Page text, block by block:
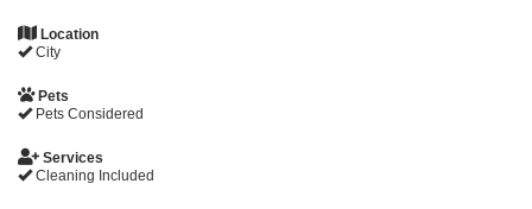
Location
City
Pets
Pets Considered
Services
Cleaning Included